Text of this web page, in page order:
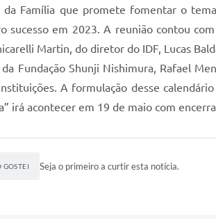
da Família que promete fomentar o
sucesso em 2023. A reunião contou
Martin, do diretor do IDF, Lucas
Fundação Shunji Nishimura, Rafael
A formulação desse
irá acontecer em 19 de maio com
GOSTEI Seja o primeiro a curtir esta notícia.